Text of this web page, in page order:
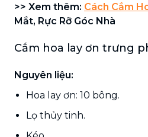
>> Xem thêm: Cách Cắm
Mắt, Rực Rỡ Góc Nhà
Cắm hoa lay ơn trưng
Nguyên liệu:
Hoa lay ơn: 10 bông.
Lọ thủy tinh.